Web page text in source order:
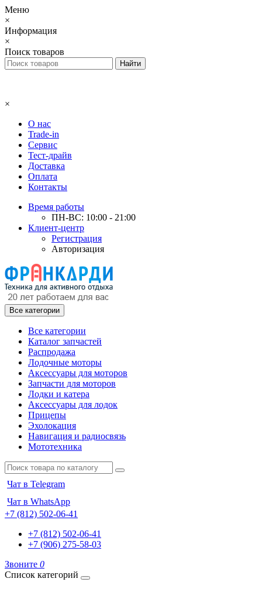
Меню
×
Информация
×
Поиск товаров
×
О нас
Trade-in
Сервис
Тест-драйв
Доставка
Оплата
Контакты
Время работы
ПН-ВС: 10:00 - 21:00
Клиент-центр
Регистрация
Авторизация
Все категории
Все категории
Каталог запчастей
Распродажа
Лодочные моторы
Аксессуары для моторов
Запчасти для моторов
Лодки и катера
Аксессуары для лодок
Прицепы
Эхолокация
Навигация и радиосвязь
Мототехника
Чат в Telegram
Чат в WhatsApp
+7 (812) 502-06-41
+7 (812) 502-06-41
+7 (906) 275-58-03
Звоните 0
Список категорий